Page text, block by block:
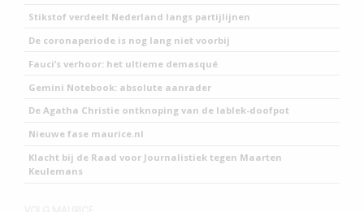
Stikstof verdeelt Nederland langs partijlijnen
De coronaperiode is nog lang niet voorbij
Fauci’s verhoor: het ultieme demasqué
Gemini Notebook: absolute aanrader
De Agatha Christie ontknoping van de lablek-doofpot
Nieuwe fase maurice.nl
Klacht bij de Raad voor Journalistiek tegen Maarten
Keulemans